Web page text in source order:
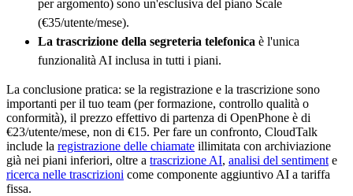
per argomento) sono un'esclusiva del piano Scale
(€35/utente/mese).
La trascrizione della segreteria telefonica è l'unica
funzionalità AI inclusa in tutti i piani.
La conclusione pratica: se la registrazione e la trascrizione sono
importanti per il tuo team (per formazione, controllo qualità o
conformità), il prezzo effettivo di partenza di OpenPhone è di
€23/utente/mese, non di €15. Per fare un confronto, CloudTalk
include la registrazione delle chiamate illimitata con archiviazione
già nei piani inferiori, oltre a trascrizione AI, analisi del sentiment e
ricerca nelle trascrizioni come componente aggiuntivo AI a tariffa
fissa.